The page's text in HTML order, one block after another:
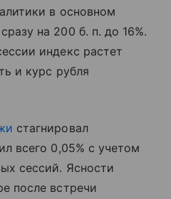
в основном
на 200 б. п. до 16%.
индекс растет
и курс рубля
стагнировал
всего 0,05% с учетом
сессий. Ясности
после встречи